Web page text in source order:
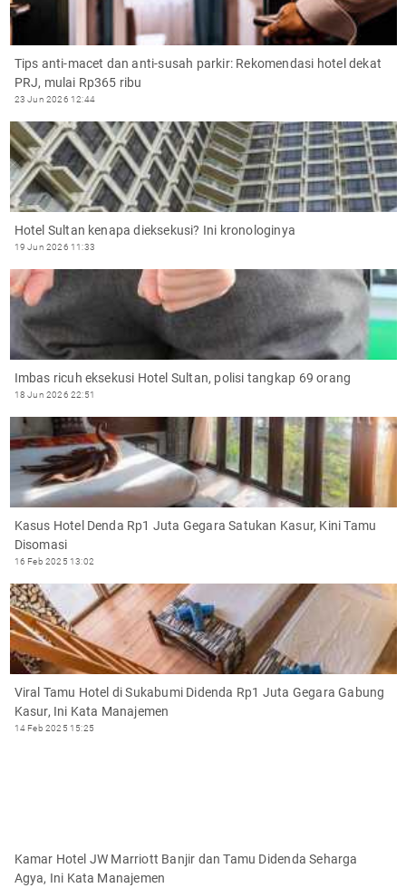
Tips anti-macet dan anti-susah parkir: Rekomendasi hotel dekat
PRJ, mulai Rp365 ribu
23 Jun 2026 12:44
Hotel Sultan kenapa dieksekusi? Ini kronologinya
19 Jun 2026 11:33
Imbas ricuh eksekusi Hotel Sultan, polisi tangkap 69 orang
18 Jun 2026 22:51
Kasus Hotel Denda Rp1 Juta Gegara Satukan Kasur, Kini Tamu
Disomasi
16 Feb 2025 13:02
Viral Tamu Hotel di Sukabumi Didenda Rp1 Juta Gegara Gabung
Kasur, Ini Kata Manajemen
14 Feb 2025 15:25
Kamar Hotel JW Marriott Banjir dan Tamu Didenda Seharga
Agya, Ini Kata Manajemen